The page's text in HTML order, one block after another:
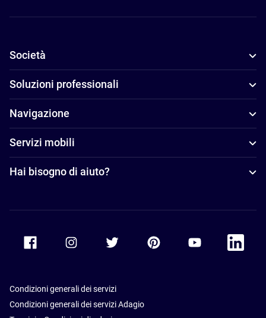
Società
Soluzioni professionali
Navigazione
Servizi mobili
Hai bisogno di aiuto?
Accor Facebook Accor TwitterAccor PinterestAccor Youtube
Accor
Condizioni generali dei servizi
Condizioni generali dei servizi Adagio